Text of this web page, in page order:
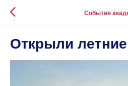
События
Открыли